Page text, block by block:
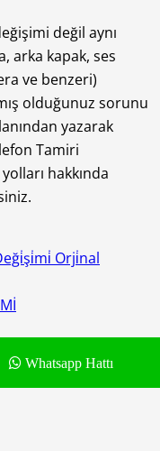
değil aynı
arka kapak, ses
ve benzeri)
olduğunuz sorunu
yazarak
Tamiri
hakkında
Orji̇nal
Whatsapp Hattı